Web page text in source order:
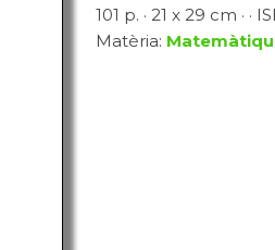
101 p. · 21 x 29 cm · ·
Matèria: